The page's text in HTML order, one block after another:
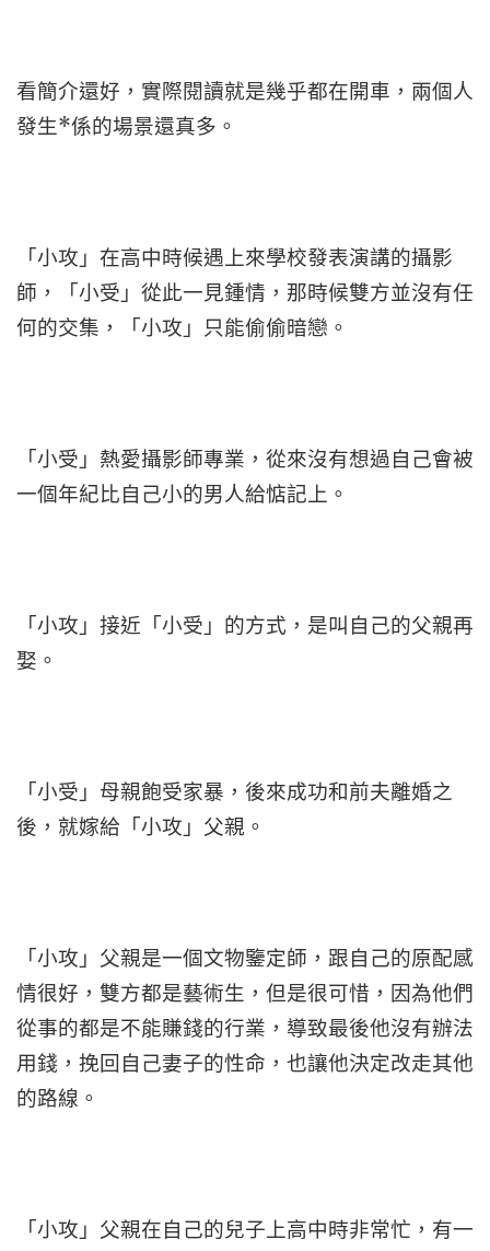
看簡介還好，實際閱讀就是幾乎都在開車，兩個人
發生*係的場景還真多。
「小攻」在高中時候遇上來學校發表演講的攝影
師，「小受」從此一見鍾情，那時候雙方並沒有任
何的交集，「小攻」只能偷偷暗戀。
「小受」熱愛攝影師專業，從來沒有想過自己會被
一個年紀比自己小的男人給惦記上。
「小攻」接近「小受」的方式，是叫自己的父親再
娶。
「小受」母親飽受家暴，後來成功和前夫離婚之
後，就嫁給「小攻」父親。
「小攻」父親是一個文物鑒定師，跟自己的原配感
情很好，雙方都是藝術生，但是很可惜，因為他們
從事的都是不能賺錢的行業，導致最後他沒有辦法
用錢，挽回自己妻子的性命，也讓他決定改走其他
的路線。
「小攻」父親在自己的兒子上高中時非常忙，有一